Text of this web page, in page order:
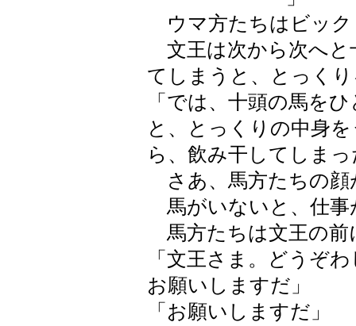
ウマ方たちはビック
文王は次から次へと
てしまうと、とっく
「では、十頭の馬を
と、とっくりの中身
ら、飲み干してしま
さあ、馬方たちの顔
馬がいないと、仕事
馬方たちは文王の前
「文王さま。どうぞ
お願いしますだ」
「お願いしますだ」